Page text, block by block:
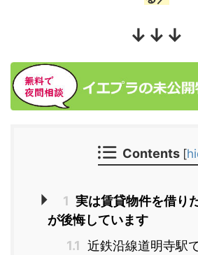
↓↓↓
Contents [
1 実は賃貸物件を借り
が後悔しています
1.1 近鉄沿線道明寺駅